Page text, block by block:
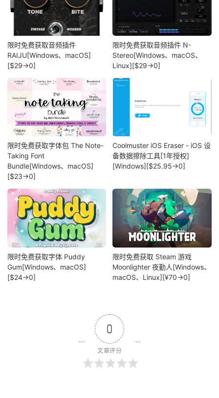
限时免费获取音频插件
RAIJU[Windows、macOS]
[$29→0]
限时免费获取音频插件 N-
Stereo[Windows、macOS、
Linux][$29→0]
限时免费获取字体包 The Note-
Taking Font
Bundle[Windows、macOS]
[$23→0]
Coolmuster iOS Eraser - iOS 设
备数据擦除工具[1年授权]
[Windows][$25.95→0]
限时免费获取字体 Puddy
Gum[Windows、macOS]
[$24→0]
限时免费获取 Steam 游戏
Moonlighter 夜勤人[Windows、
macOS、Linux][¥70→0]
0
文章评分